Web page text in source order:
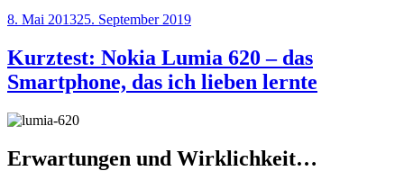
Veröffentlicht
8. Mai 201325. September 2019
Kurztest: Nokia Lumia 620 – das
Smartphone, das ich lieben lernte
Erwartungen und Wirklichkeit…